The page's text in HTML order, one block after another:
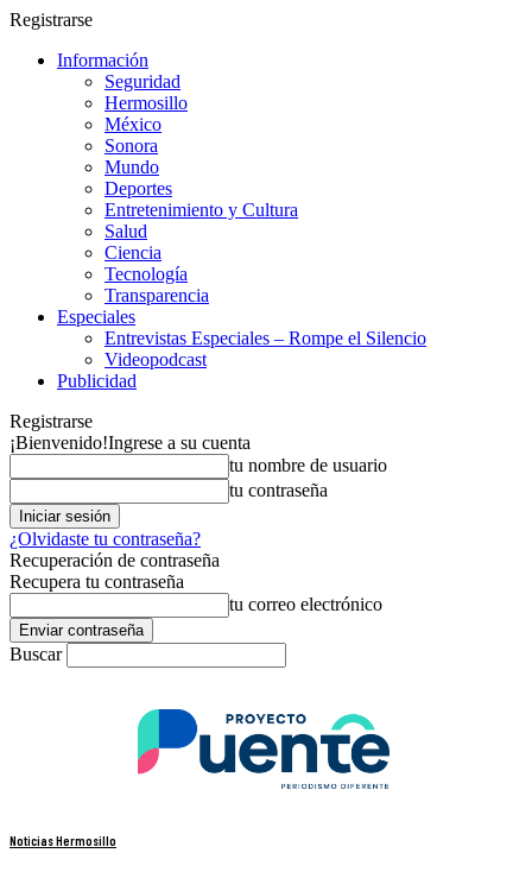
Registrarse
Información
Seguridad
Hermosillo
México
Sonora
Mundo
Deportes
Entretenimiento y Cultura
Salud
Ciencia
Tecnología
Transparencia
Especiales
Entrevistas Especiales – Rompe el Silencio
Videopodcast
Publicidad
Registrarse
¡Bienvenido!Ingrese a su cuenta
tu nombre de usuario
tu contraseña
¿Olvidaste tu contraseña?
Recuperación de contraseña
Recupera tu contraseña
tu correo electrónico
Buscar
Noticias Hermosillo